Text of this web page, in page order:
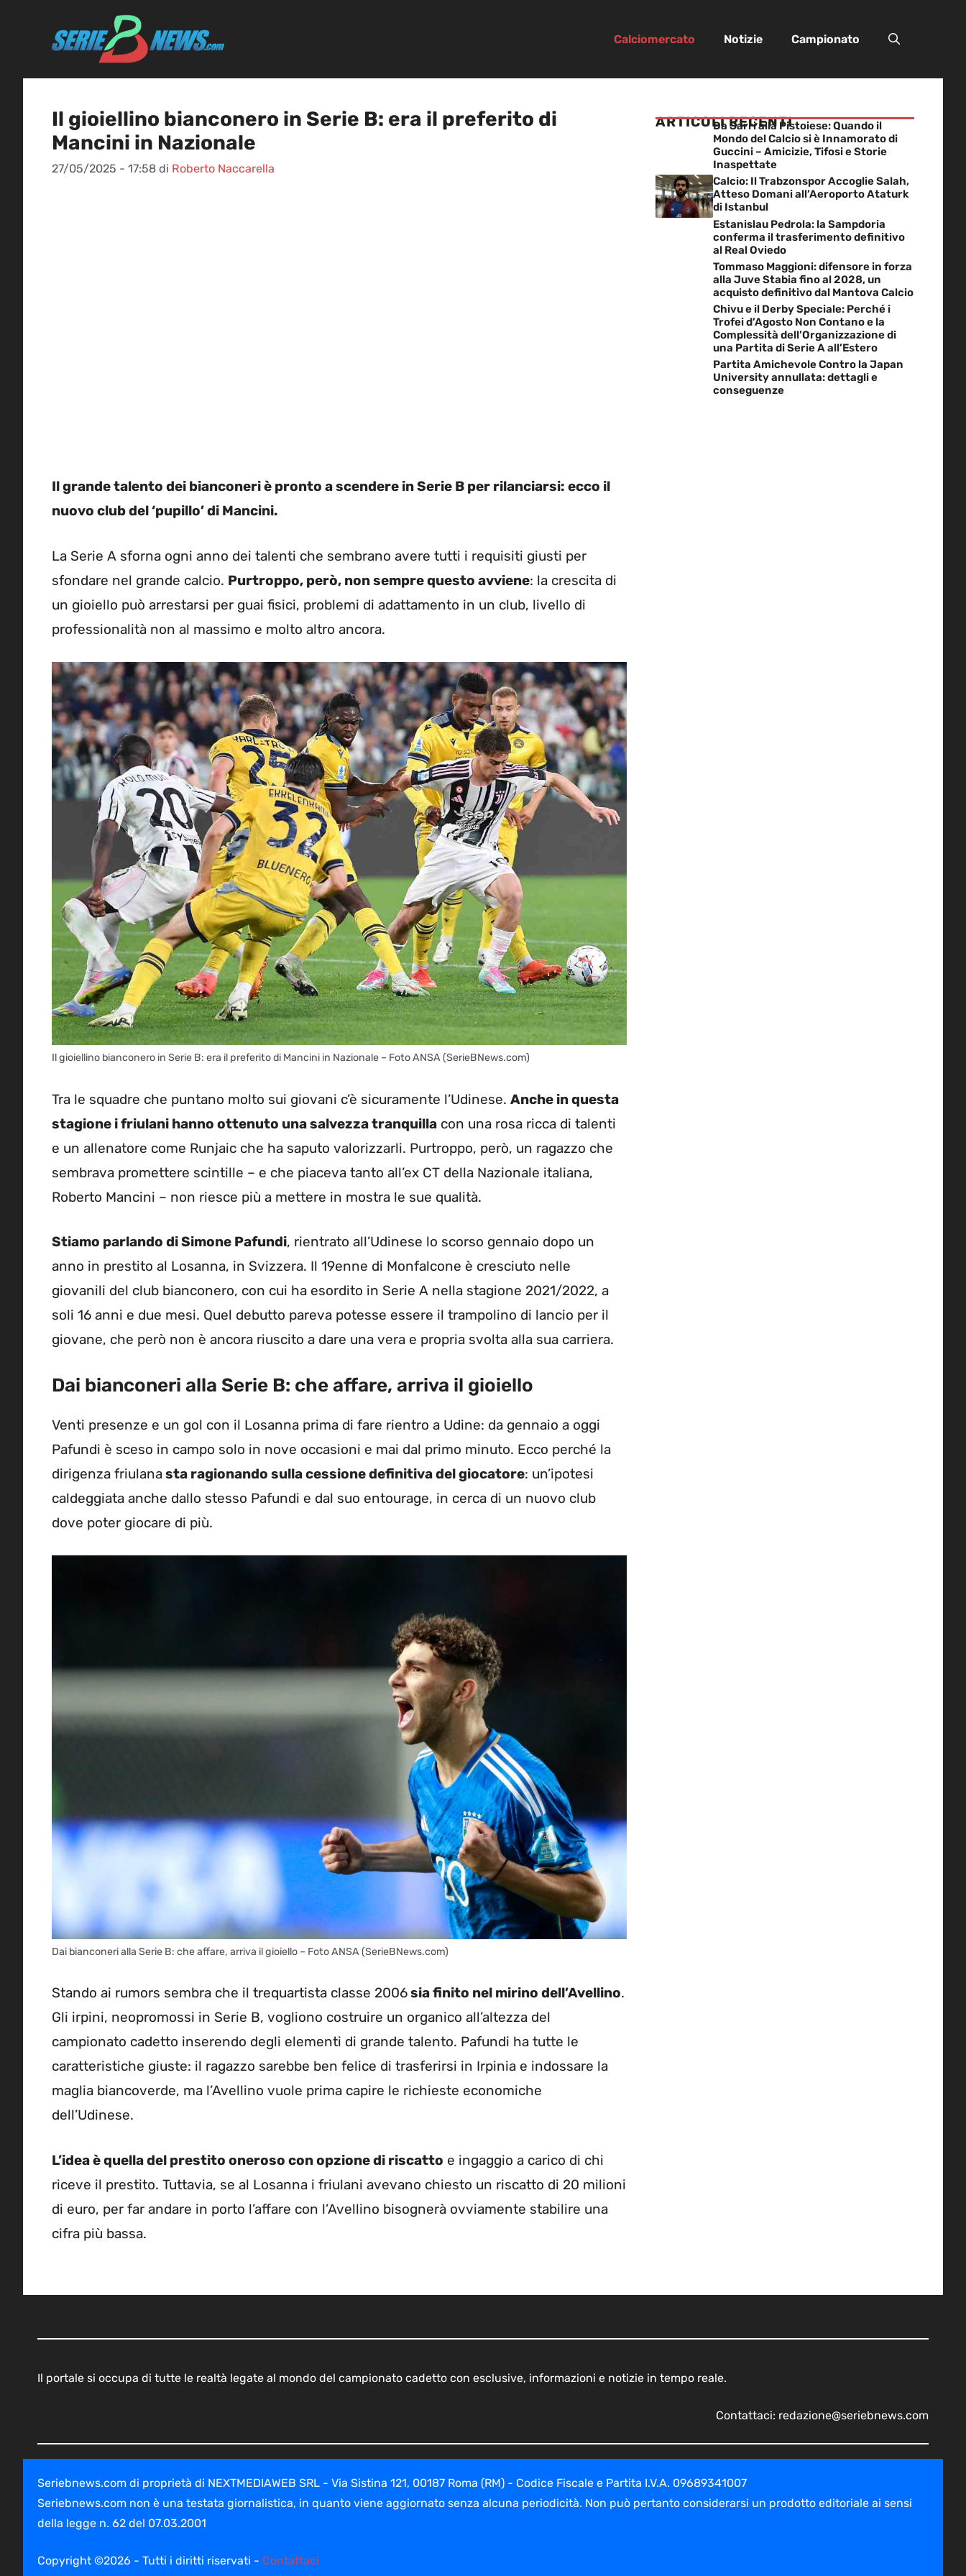
Calciomercato Notizie Campionato
Il gioiellino bianconero in Serie B: era il preferito di
Mancini in Nazionale
27/05/2025 - 17:58 di Roberto Naccarella
Il grande talento dei bianconeri è pronto a scendere in Serie B per rilanciarsi: ecco il
nuovo club del ‘pupillo’ di Mancini.
La Serie A sforna ogni anno dei talenti che sembrano avere tutti i requisiti giusti per
sfondare nel grande calcio. Purtroppo, però, non sempre questo avviene: la crescita di
un gioiello può arrestarsi per guai fisici, problemi di adattamento in un club, livello di
professionalità non al massimo e molto altro ancora.
Il gioiellino bianconero in Serie B: era il preferito di Mancini in Nazionale – Foto ANSA (SerieBNews.com)
Tra le squadre che puntano molto sui giovani c’è sicuramente l’Udinese. Anche in questa
stagione i friulani hanno ottenuto una salvezza tranquilla con una rosa ricca di talenti
e un allenatore come Runjaic che ha saputo valorizzarli. Purtroppo, però, un ragazzo che
sembrava promettere scintille – e che piaceva tanto all’ex CT della Nazionale italiana,
Roberto Mancini – non riesce più a mettere in mostra le sue qualità.
Stiamo parlando di Simone Pafundi, rientrato all’Udinese lo scorso gennaio dopo un
anno in prestito al Losanna, in Svizzera. Il 19enne di Monfalcone è cresciuto nelle
giovanili del club bianconero, con cui ha esordito in Serie A nella stagione 2021/2022, a
soli 16 anni e due mesi. Quel debutto pareva potesse essere il trampolino di lancio per il
giovane, che però non è ancora riuscito a dare una vera e propria svolta alla sua carriera.
Dai bianconeri alla Serie B: che affare, arriva il gioiello
Venti presenze e un gol con il Losanna prima di fare rientro a Udine: da gennaio a oggi
Pafundi è sceso in campo solo in nove occasioni e mai dal primo minuto. Ecco perché la
dirigenza friulanasta ragionando sulla cessione definitiva del giocatore: un’ipotesi
caldeggiata anche dallo stesso Pafundi e dal suo entourage, in cerca di un nuovo club
dove poter giocare di più.
Dai bianconeri alla Serie B: che affare, arriva il gioiello – Foto ANSA (SerieBNews.com)
Stando ai rumors sembra che il trequartista classe 2006sia finito nel mirino dell’Avellino.
Gli irpini, neopromossi in Serie B, vogliono costruire un organico all’altezza del
campionato cadetto inserendo degli elementi di grande talento. Pafundi ha tutte le
caratteristiche giuste: il ragazzo sarebbe ben felice di trasferirsi in Irpinia e indossare la
maglia biancoverde, ma l’Avellino vuole prima capire le richieste economiche
dell’Udinese.
L’idea è quella del prestito oneroso con opzione di riscatto e ingaggio a carico di chi
riceve il prestito. Tuttavia, se al Losanna i friulani avevano chiesto un riscatto di 20 milioni
di euro, per far andare in porto l’affare con l’Avellino bisognerà ovviamente stabilire una
cifra più bassa.
ARTICOLI RECENTI
Da Sarri alla Pistoiese: Quando il
Mondo del Calcio si è Innamorato di
Guccini – Amicizie, Tifosi e Storie
Inaspettate
Calcio: Il Trabzonspor Accoglie Salah,
Atteso Domani all’Aeroporto Ataturk
di Istanbul
Estanislau Pedrola: la Sampdoria
conferma il trasferimento definitivo
al Real Oviedo
Tommaso Maggioni: difensore in forza
alla Juve Stabia fino al 2028, un
acquisto definitivo dal Mantova Calcio
Chivu e il Derby Speciale: Perché i
Trofei d’Agosto Non Contano e la
Complessità dell’Organizzazione di
una Partita di Serie A all’Estero
Partita Amichevole Contro la Japan
University annullata: dettagli e
conseguenze
Il portale si occupa di tutte le realtà legate al mondo del campionato cadetto con esclusive, informazioni e notizie in tempo reale.
Contattaci: redazione@seriebnews.com
Seriebnews.com di proprietà di NEXTMEDIAWEB SRL - Via Sistina 121, 00187 Roma (RM) - Codice Fiscale e Partita I.V.A. 09689341007
Seriebnews.com non è una testata giornalistica, in quanto viene aggiornato senza alcuna periodicità. Non può pertanto considerarsi un prodotto editoriale ai sensi
della legge n. 62 del 07.03.2001
Copyright ©2026 - Tutti i diritti riservati - Contattaci